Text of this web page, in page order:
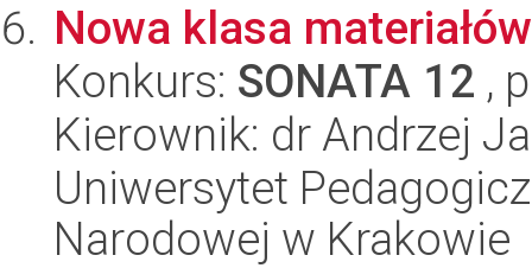
Nowa klasa
Konkurs: SONATA 12 ,
Kierownik: dr Andrzej
Uniwersytet
Narodowej w Krakowie